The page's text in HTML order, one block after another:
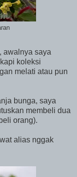
awalnya saya
koleksi
melati atau pun
bunga, saya
membeli dua
orang).
alias nggak